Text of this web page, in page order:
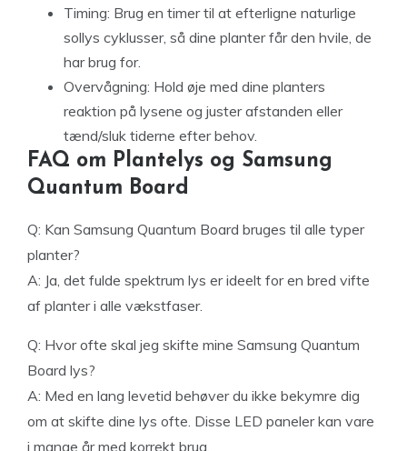
Timing: Brug en timer til at efterligne naturlige
sollys cyklusser, så dine planter får den hvile, de
har brug for.
Overvågning: Hold øje med dine planters
reaktion på lysene og juster afstanden eller
tænd/sluk tiderne efter behov.
FAQ om Plantelys og Samsung
Quantum Board
Q: Kan Samsung Quantum Board bruges til alle typer
planter?
A: Ja, det fulde spektrum lys er ideelt for en bred vifte
af planter i alle vækstfaser.
Q: Hvor ofte skal jeg skifte mine Samsung Quantum
Board lys?
A: Med en lang levetid behøver du ikke bekymre dig
om at skifte dine lys ofte. Disse LED paneler kan vare
i mange år med korrekt brug.